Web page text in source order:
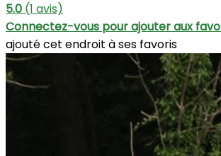
5.0 (1 avis)
Connectez-vous pour ajouter aux
ajouté cet endroit à ses favoris